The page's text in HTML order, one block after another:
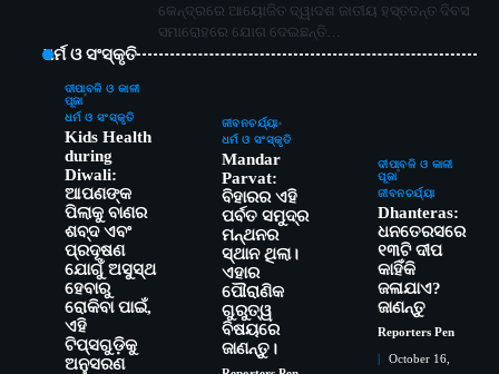
କେନ୍ଦ୍ରରେ ଆୟୋଜିତ ଦ୍ୱାଦଶ ଜାତୀୟ ହସ୍ତତନ୍ତ ଦିବସ
ସମାରୋହରେ ଯୋଗ ଦେଇଛନ୍ତି…
ଧର୍ମ ଓ ସଂସ୍କୃତି
ଦୀପାବଳି ଓ କାଳୀ
ପୂଜା
ଧର୍ମ ଓ ସଂସ୍କୃତି
Kids Health
during
Diwali:
ଆପଣଙ୍କ
ପିଲାକୁ ବାଣର
ଶବ୍ଦ ଏବଂ
ପ୍ରଦୂଷଣ
ଯୋଗୁଁ ଅସୁସ୍ଥ
ହେବାରୁ
ରୋକିବା ପାଇଁ,
ଏହି
ଟିପ୍ସଗୁଡ଼ିକୁ
ଅନୁସରଣ
ଜୀବନଚର୍ଯ୍ୟା
ଧର୍ମ ଓ ସଂସ୍କୃତି
Mandar
Parvat:
ବିହାରର ଏହି
ପର୍ବତ ସମୁଦ୍ର
ମନ୍ଥନର
ସ୍ଥାନ ଥିଲା।
ଏହାର
ପୌରାଣିକ
ଗୁରୁତ୍ୱ
ବିଷୟରେ
ଜାଣନ୍ତୁ।
ଦୀପାବଳି ଓ କାଳୀ
ପୂଜା
ଜୀବନଚର୍ଯ୍ୟା
Dhanteras:
ଧନତେରସରେ
୧୩ଟି ଦୀପ
କାହିଁକି
ଜଳାଯାଏ?
ଜାଣନ୍ତୁ
Reporters Pen
October 16,